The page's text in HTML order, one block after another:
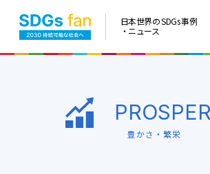
日本世界の SDGs 事例
・ニュース
豊かさ・繁栄